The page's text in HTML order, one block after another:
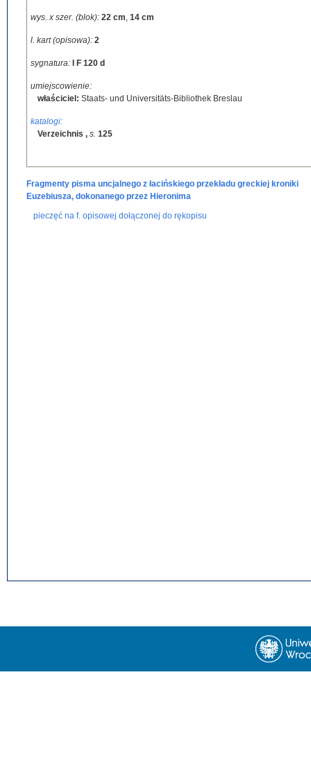
wys. x szer. (blok): 22 cm, 14 cm
l. kart (opisowa): 2
sygnatura: I F 120 d
umiejscowienie:
właściciel: Staats- und Universitäts-Bibliothek Breslau
katalogi:
Verzeichnis , s. 125
Fragmenty pisma uncjalnego z łacińskiego przekładu greckiej kroniki
Euzebiusza, dokonanego przez Hieronima
pieczęć na f. opisowej dołączonej do rękopisu